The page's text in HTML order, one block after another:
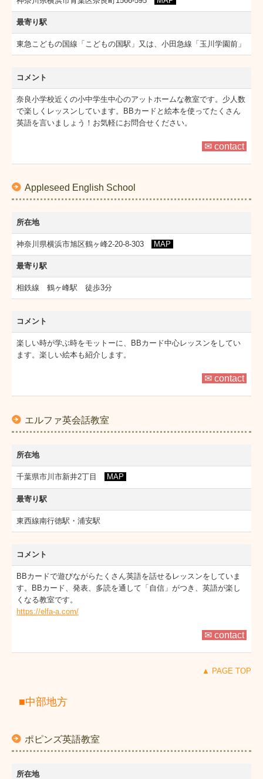
最寄り駅
東急こどもの国線「こどもの国駅」又は、小田急線「玉川学園前」
コメント
奈良小学校近くの小中学生中心のアットホームな教室です。少人数
で楽しくレッスンしています。BBカードと絵本を使ってたくさん
英語を言いましょう！お気軽にお問合せください。
✉ contact
Appleseed English School
所在地
神奈川県横浜市旭区鶴ヶ峰2-20-8-303 MAP
最寄り駅
相鉄線 鶴ヶ峰駅 徒歩3分
コメント
楽しい時が学ぶ時をモットーに、BBカード中心レッスンをしてい
ます。楽しい絵本も紹介します。
✉ contact
エルファ英会話教室
所在地
千葉県市川市新井2丁目 MAP
最寄り駅
東西線南行徳駅・浦安駅
コメント
BBカードで遊びながらたくさん英語を話せるレッスンをしていま
す。BBカード、発表、多読を通して「自信」がつき、英語が楽し
くなる教室です。
https://elfa-a.com/
✉ contact
▲ PAGE TOP
■中部地方
ポピンズ英語教室
所在地